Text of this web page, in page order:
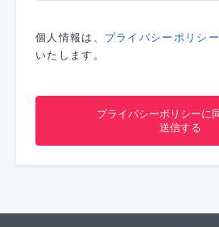
個人情報は、 プライバシーポリシー
いたします。